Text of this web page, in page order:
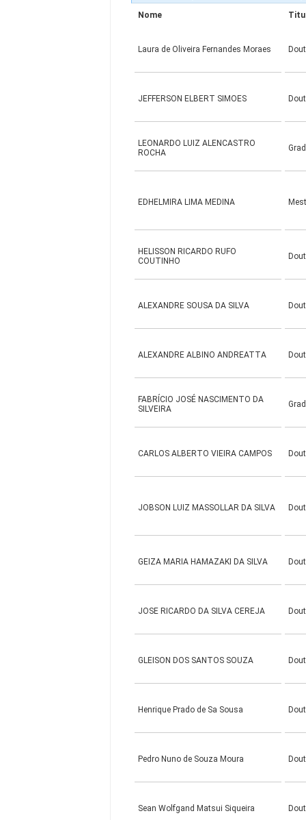
Nome
Laura de Oliveira Fernandes Moraes
JEFFERSON ELBERT SIMOES
LEONARDO LUIZ ALENCASTRO
ROCHA
EDHELMIRA LIMA MEDINA
HELISSON RICARDO RUFO
COUTINHO
ALEXANDRE SOUSA DA SILVA
ALEXANDRE ALBINO ANDREATTA
FABRÍCIO JOSÉ NASCIMENTO DA
SILVEIRA
CARLOS ALBERTO VIEIRA CAMPOS
JOBSON LUIZ MASSOLLAR DA SILVA
GEIZA MARIA HAMAZAKI DA SILVA
JOSE RICARDO DA SILVA CEREJA
GLEISON DOS SANTOS SOUZA
Henrique Prado de Sa Sousa
Pedro Nuno de Souza Moura
Sean Wolfgand Matsui Siqueira